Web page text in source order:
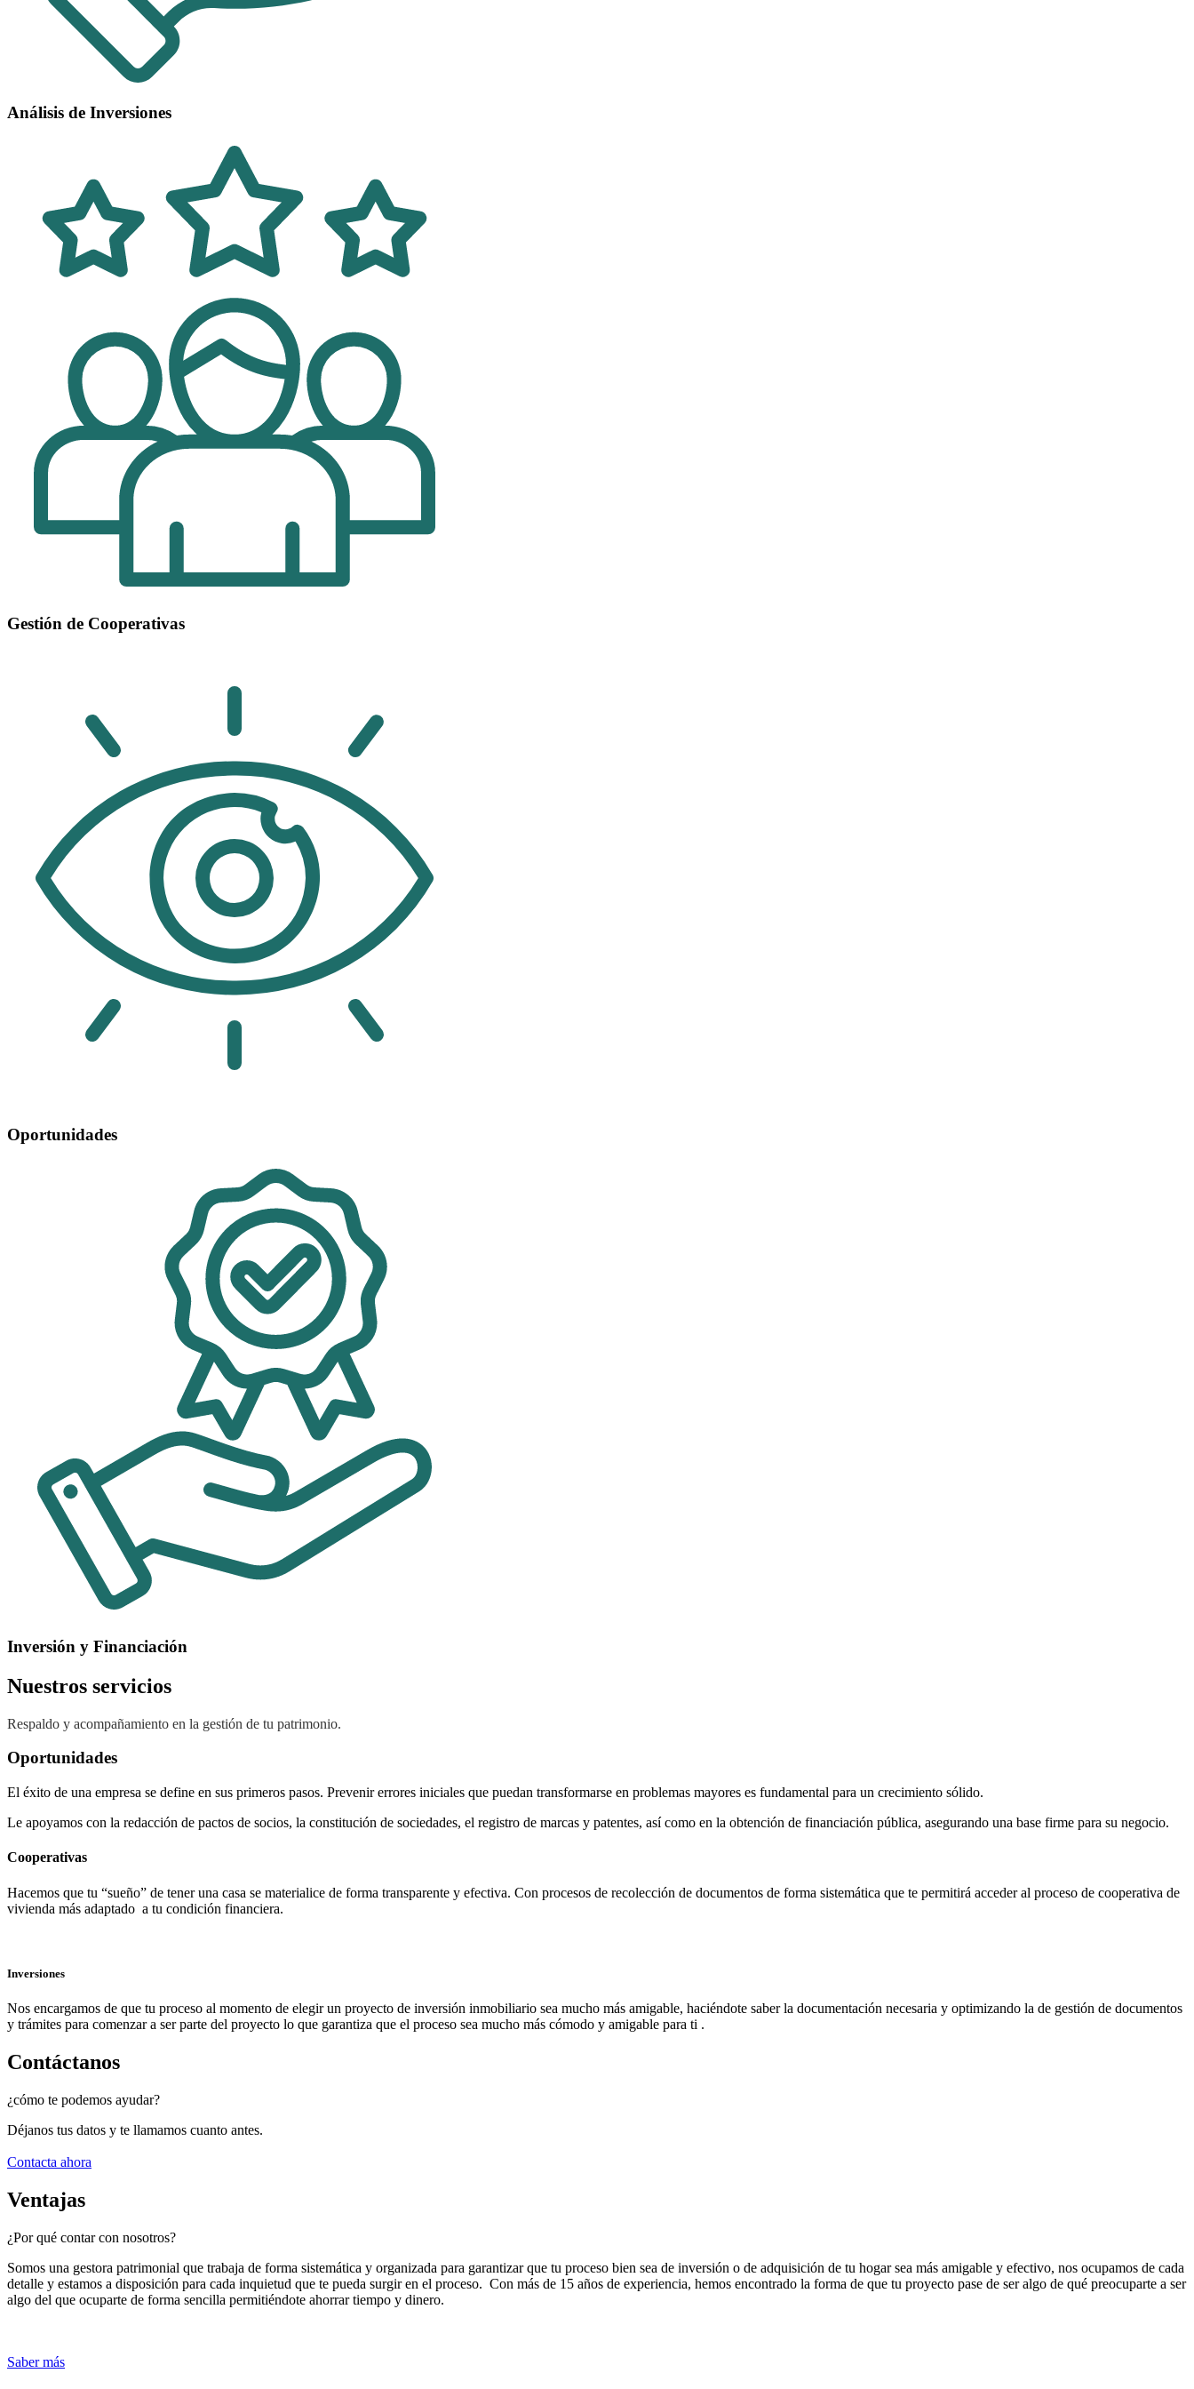
Análisis de Inversiones
Gestión de Cooperativas
Oportunidades
Inversión y Financiación
Nuestros servicios
Respaldo y acompañamiento en la gestión de tu patrimonio.
Oportunidades
El éxito de una empresa se define en sus primeros pasos. Prevenir errores iniciales que puedan transformarse en problemas mayores es fundamental para un crecimiento sólido.
Le apoyamos con la redacción de pactos de socios, la constitución de sociedades, el registro de marcas y patentes, así como en la obtención de financiación pública, asegurando una base firme para su negocio.
Cooperativas
Hacemos que tu “sueño” de tener una casa se materialice de forma transparente y efectiva. Con procesos de recolección de documentos de forma sistemática que te permitirá acceder al proceso de cooperativa de
vivienda más adaptado a tu condición financiera.
Inversiones
Nos encargamos de que tu proceso al momento de elegir un proyecto de inversión inmobiliario sea mucho más amigable, haciéndote saber la documentación necesaria y optimizando la de gestión de documentos
y trámites para comenzar a ser parte del proyecto lo que garantiza que el proceso sea mucho más cómodo y amigable para ti .
Contáctanos
¿cómo te podemos ayudar?
Déjanos tus datos y te llamamos cuanto antes.
Contacta ahora
Ventajas
¿Por qué contar con nosotros?
Somos una gestora patrimonial que trabaja de forma sistemática y organizada para garantizar que tu proceso bien sea de inversión o de adquisición de tu hogar sea más amigable y efectivo, nos ocupamos de cada
detalle y estamos a disposición para cada inquietud que te pueda surgir en el proceso. Con más de 15 años de experiencia, hemos encontrado la forma de que tu proyecto pase de ser algo de qué preocuparte a ser
algo del que ocuparte de forma sencilla permitiéndote ahorrar tiempo y dinero.
Saber más